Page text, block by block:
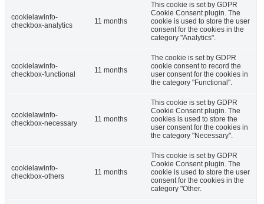
cookielawinfo-
checkbox-analytics
11 months
This cookie is set by GDPR
Cookie Consent plugin. The
cookie is used to store the user
consent for the cookies in the
category "Analytics".
cookielawinfo-
checkbox-functional
11 months
The cookie is set by GDPR
cookie consent to record the
user consent for the cookies in
the category "Functional".
cookielawinfo-
checkbox-necessary
11 months
This cookie is set by GDPR
Cookie Consent plugin. The
cookies is used to store the
user consent for the cookies in
the category "Necessary".
cookielawinfo-
checkbox-others
11 months
This cookie is set by GDPR
Cookie Consent plugin. The
cookie is used to store the user
consent for the cookies in the
category "Other.